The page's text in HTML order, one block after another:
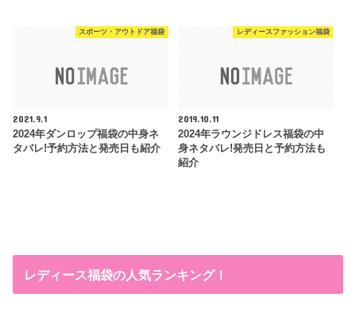
スポーツ・アウトドア福袋
2021.9.1
2024年ダンロップ福袋の中身ネ
タバレ!予約方法と発売日も紹介
レディースファッション福袋
2019.10.11
2024年ラウンジドレス福袋の中
身ネタバレ!発売日と予約方法も
紹介
レディース福袋の人気ランキング！